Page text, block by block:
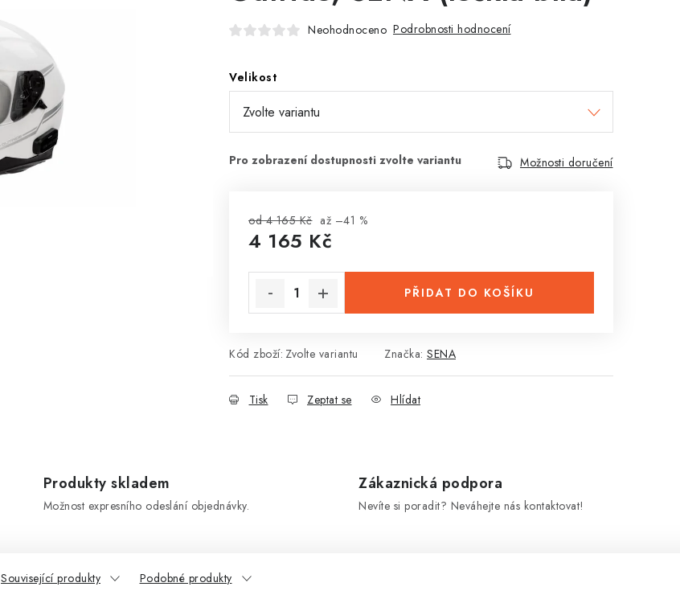
Neohodnoceno Podrobnosti hodnocení
Velikost
Možnosti doručení
od 4 165 Kč až –41 %
4 165 Kč
PŘIDAT DO KOŠÍKU
Kód zboží: Zvolte variantu Značka: SENA
Tisk Zeptat se Hlídat
Produkty skladem
Možnost expresního odeslání objednávky.
Zákaznická podpora
Nevíte si poradit? Neváhejte nás kontaktovat!
Související produkty Podobné produkty